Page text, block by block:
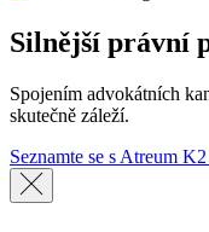
Silnější právní
Spojením advokátních
skutečně záleží.
Seznamte se s Atreum